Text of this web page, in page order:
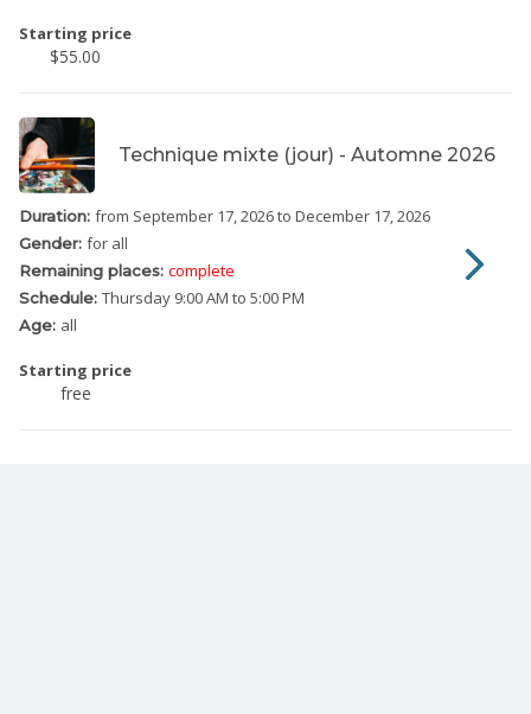
Starting price
$55.00
Technique mixte (jour) - Automne 2026
Duration: from September 17, 2026to December 17, 2026
Gender: for all
Remaining places: complete
Schedule: Thursday 9:00 AM to 5:00 PM
Age: all
Starting price
free